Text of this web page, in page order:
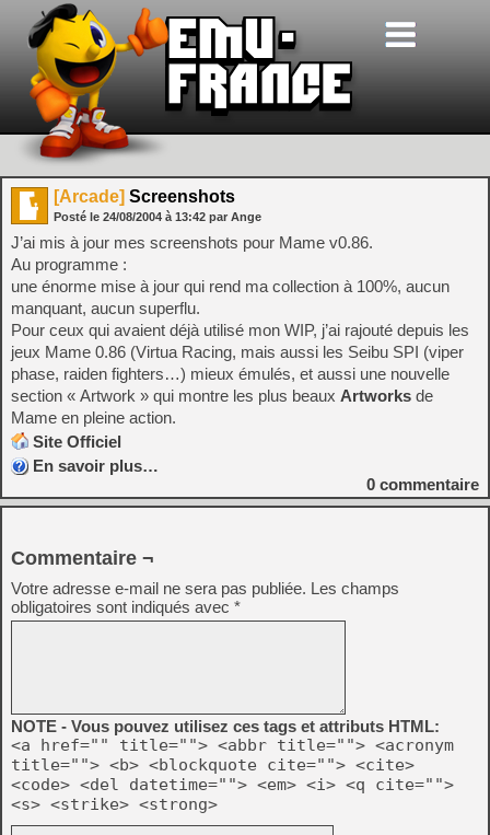
[Arcade] Screenshots
Posté le 24/08/2004 à 13:42 par Ange
J’ai mis à jour mes screenshots pour Mame v0.86.
Au programme :
une énorme mise à jour qui rend ma collection à 100%, aucun
manquant, aucun superflu.
Pour ceux qui avaient déjà utilisé mon WIP, j’ai rajouté depuis les
jeux Mame 0.86 (Virtua Racing, mais aussi les Seibu SPI (viper
phase, raiden fighters…) mieux émulés, et aussi une nouvelle
section « Artwork » qui montre les plus beaux Artworks de
Mame en pleine action.
Site Officiel
En savoir plus…
0 commentaire
Commentaire ¬
Votre adresse e-mail ne sera pas publiée. Les champs
obligatoires sont indiqués avec *
NOTE - Vous pouvez utilisez ces tags et attributs HTML:
<a href="" title=""> <abbr title=""> <acronym
title=""> <b> <blockquote cite=""> <cite>
<code> <del datetime=""> <em> <i> <q cite="">
<s> <strike> <strong>